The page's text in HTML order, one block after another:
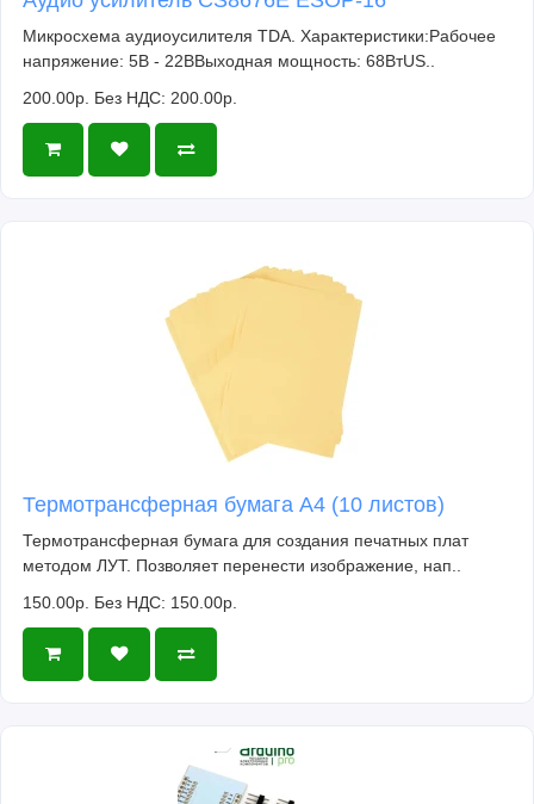
Микросхема аудиоусилителя TDA. Характеристики:Рабочее
напряжение: 5В - 22ВВыходная мощность: 68ВтUS..
200.00р. Без НДС: 200.00р.
Термотрансферная бумага А4 (10 листов)
Термотрансферная бумага для создания печатных плат
методом ЛУТ. Позволяет перенести изображение, нап..
150.00р. Без НДС: 150.00р.